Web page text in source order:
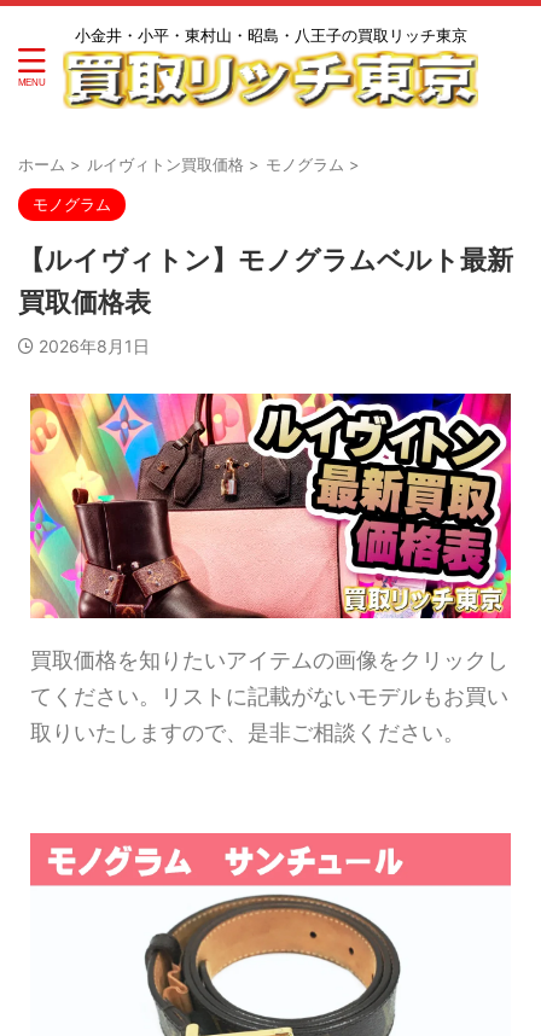
小金井・小平・東村山・昭島・八王子の買取リッチ東京
ホーム > ルイヴィトン買取価格 > モノグラム >
モノグラム
【ルイヴィトン】モノグラムベルト最新
買取価格表
2026年8月1日
買取価格を知りたいアイテムの画像をクリックし
てください。リストに記載がないモデルもお買い
取りいたしますので、是非ご相談ください。